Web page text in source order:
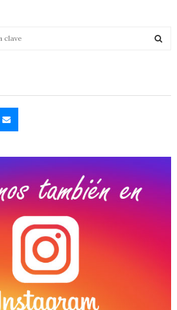
C